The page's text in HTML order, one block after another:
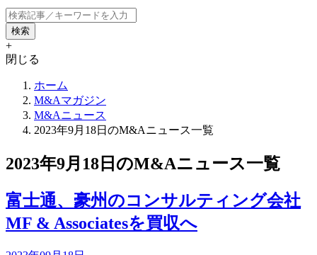
+
閉じる
ホーム
M&Aマガジン
M&Aニュース
2023年9月18日のM&Aニュース一覧
2023年9月18日のM&Aニュース一覧
富士通、豪州のコンサルティング会社
MF & Associatesを買収へ